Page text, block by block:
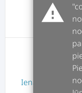
Ienākt
warning